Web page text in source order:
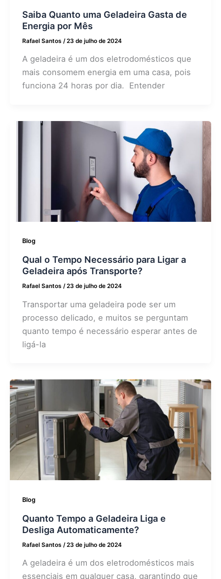
Saiba Quanto uma Geladeira Gasta de
Energia por Mês
Rafael Santos /23 de julho de 2024
A geladeira é um dos eletrodomésticos que
mais consomem energia em uma casa, pois
funciona 24 horas por dia. Entender
Blog
Qual o Tempo Necessário para Ligar a
Geladeira após Transporte?
Rafael Santos /23 de julho de 2024
Transportar uma geladeira pode ser um
processo delicado, e muitos se perguntam
quanto tempo é necessário esperar antes de
ligá-la
Blog
Quanto Tempo a Geladeira Liga e
Desliga Automaticamente?
Rafael Santos /23 de julho de 2024
A geladeira é um dos eletrodomésticos mais
essenciais em qualquer casa, garantindo que